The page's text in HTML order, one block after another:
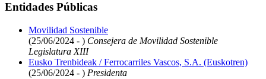
Entidades Públicas
Movilidad Sostenible
(25/06/2024 - ) Consejera de Movilidad Sostenible
Legislatura XIII
Eusko Trenbideak / Ferrocarriles Vascos, S.A. (Euskotren)
(25/06/2024 - ) Presidenta